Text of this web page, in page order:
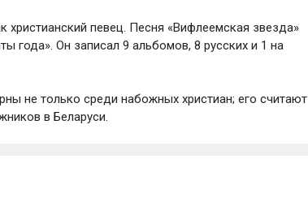
христианский певец. Песня «Вифлеемская звезда»
года». Он записал 9 альбомов, 8 русских и 1 на
не только среди набожных христиан; его считают
в Беларуси.